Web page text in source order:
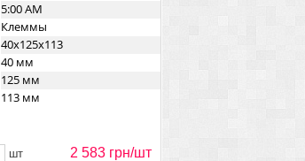
5:00 AM
Клеммы
40x125x113
40 мм
125 мм
113 мм
шт 2 583 грн/шт